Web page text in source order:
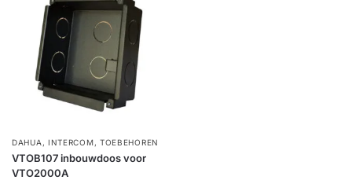
DAHUA , INTERCOM, TOEBEHOREN
VTOB107 inbouwdoos voor
VTO2000A